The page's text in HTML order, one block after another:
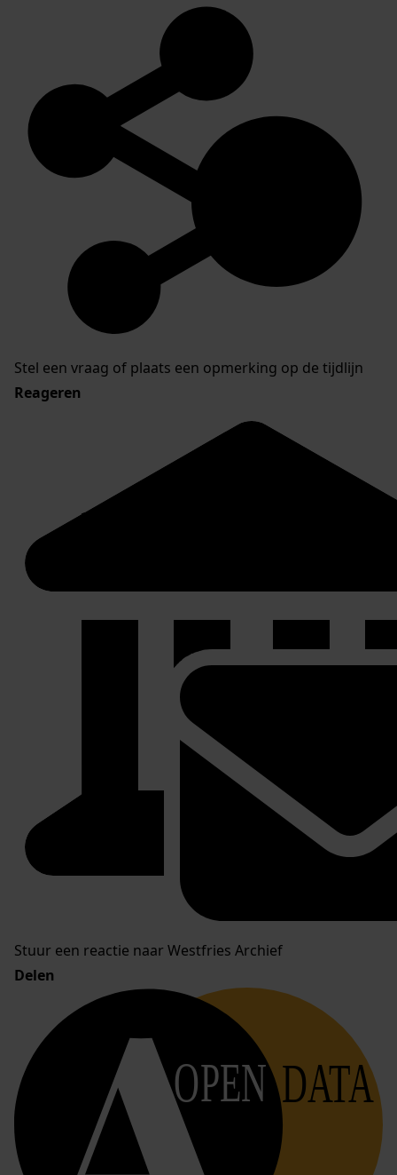
Stel een vraag of plaats een opmerking op de tijdlijn
Reageren
Stuur een reactie naar Westfries Archief
Delen
OPEN DATA